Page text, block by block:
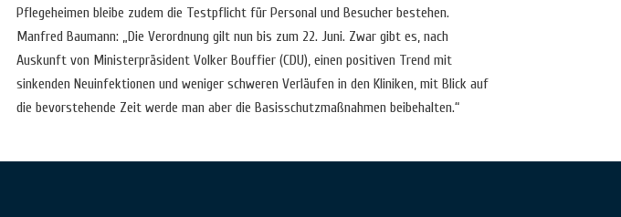
Pflegeheimen bleibe zudem die Testpflicht für Personal und Besucher bestehen.
Manfred Baumann: „Die Verordnung gilt nun bis zum 22. Juni. Zwar gibt es, nach
Auskunft von Ministerpräsident Volker Bouffier (CDU), einen positiven Trend mit
sinkenden Neuinfektionen und weniger schweren Verläufen in den Kliniken, mit Blick auf
die bevorstehende Zeit werde man aber die Basisschutzmaßnahmen beibehalten.“